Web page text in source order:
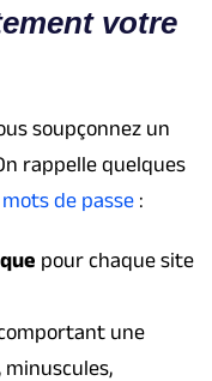
votre
soupçonnez un
rappelle quelques
mots de passe :
pour chaque site
une